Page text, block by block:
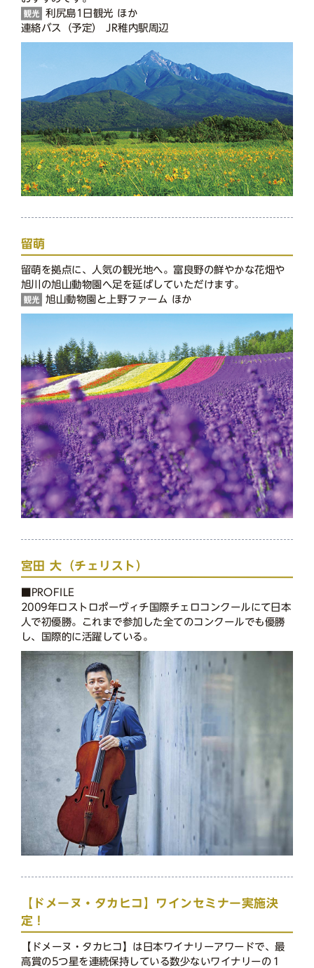
利尻島1日観光 ほか
連絡バス（予定） JR稚内駅周辺
留萌
留萌を拠点に、人気の観光地へ。富良野の鮮やかな花畑や
旭川の旭山動物園へ足を延ばしていただけます。
旭山動物園と上野ファーム ほか
宮田 大（チェリスト）
■PROFILE
2009年ロストロポーヴィチ国際チェロコンクールにて日本
人で初優勝。これまで参加した全てのコンクールでも優勝
し、国際的に活躍している。
【ドメーヌ・タカヒコ】ワインセミナー実施決
定！
【ドメーヌ・タカヒコ】は日本ワイナリーアワードで、最
高賞の5つ星を連続保持している数少ないワイナリーの１